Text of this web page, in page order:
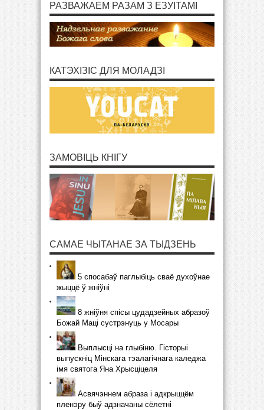
РАЗВАЖАЕМ РАЗАМ З ЕЗУІТАМІ
КАТЭХІЗІС ДЛЯ МОЛАДЗІ
ЗАМОВІЦЬ КНІГУ
САМАЕ ЧЫТАНАЕ ЗА ТЫДЗЕНЬ
5 спосабаў паглыбіць сваё духоўнае
жыццё ў жніўні
8 жніўня спісы цудадзейных абразоў
Божай Маці сустрэнуць у Мосары
Выплысці на глыбіню. Гісторыі
выпускніц Мінскага тэалагічнага каледжа
імя святога Яна Хрысціцеля
Асвячэннем абраза і адкрыццём
пленэру быў адзначаны сёлетні